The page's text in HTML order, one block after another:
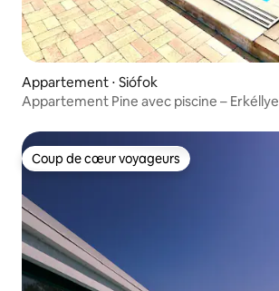
Appartement ⋅ Siófok
Appartement Pine avec piscine – Erkéllyel
Coup de cœur voyageurs
Coup de cœur voyageurs